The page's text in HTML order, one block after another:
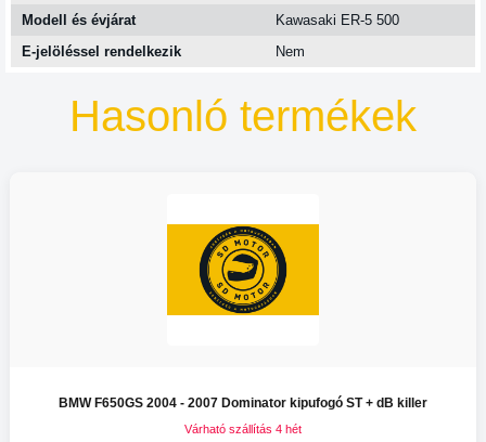
Modell és évjárat
Kawasaki ER-5 500
E-jelöléssel rendelkezik
Nem
Hasonló termékek
BMW F650GS 2004 - 2007 Dominator kipufogó ST + dB killer
Várható szállítás 4 hét